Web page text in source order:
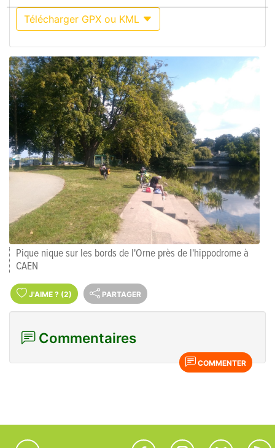
Télécharger GPX ou KML
Pique nique sur les bords de l'Orne près de l'hippodrome à
CAEN
J'AIME ? (2) PARTAGER
Commentaires
COMMENTER